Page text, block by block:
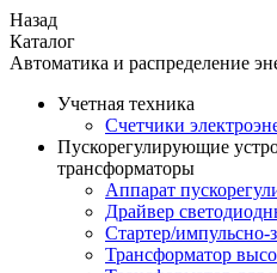
Назад
Каталог
Автоматика и распределение
Учетная техника
Счетчики
Пускорегулирующие
трансформаторы
Аппарат
Драйвер
Стартер/
Трансформатор